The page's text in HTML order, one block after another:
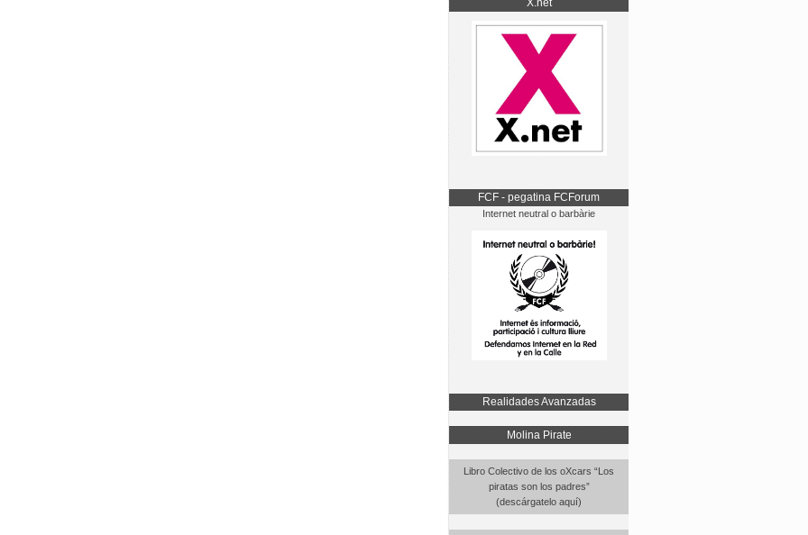
X.net
FCF - pegatina FCForum
Internet neutral o barbàrie
Realidades Avanzadas
Molina Pirate
Libro Colectivo de los oXcars “Los
piratas son los padres”
(descárgatelo aquí)